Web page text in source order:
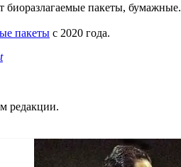
биоразлагаемые пакеты, бумажные.
пакеты с 2020 года.
редакции.